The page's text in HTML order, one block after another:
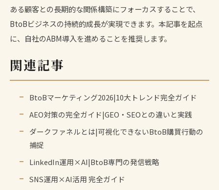
ある顧客との長期的な関係構築にフォーカスすることで、
BtoBビジネスの持続的成長が実現できます。本記事を起点
に、自社のABM導入を進めることを推奨します。
関連記事
BtoBマーケティング2026|10大トレンド完全ガイド
AEO対策の完全ガイド|GEO・SEOとの違いと実践
ダークファネルとは|可視化できないBtoB購買行動の
捕捉
LinkedIn運用×AI|BtoB専門の発信戦略
SNS運用×AI活用 完全ガイド